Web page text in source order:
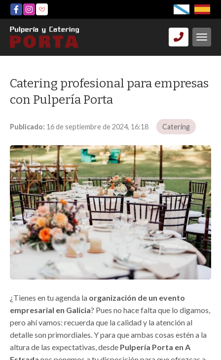
Catering profesional para empresas
con Pulpería Porta
Publicado: 16 de septiembre de 2024, 16:18 Catering
¿Tienes en tu agenda la organización de un evento
empresarial en Galicia? Pues no hace falta que lo digamos,
pero ahí vamos: recuerda que la calidad y la atención al
detalle son primordiales. Y para que ambas cosas estén a la
altura de las expectativas, desde Pulpería Porta en A